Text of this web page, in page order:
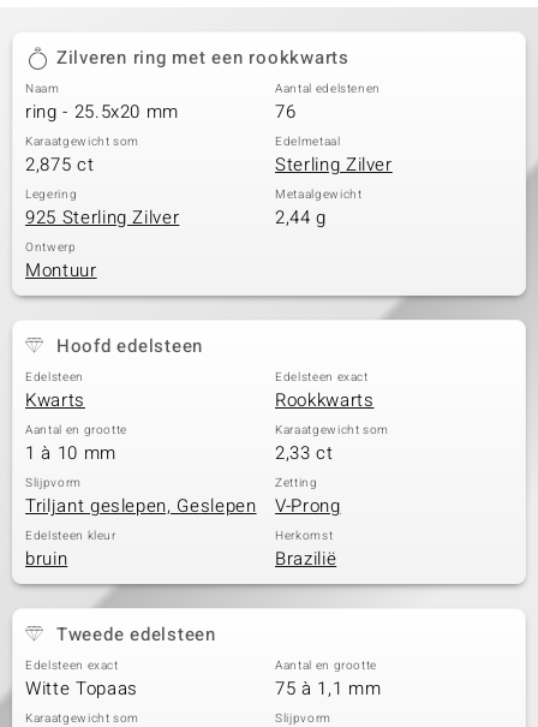
Zilveren ring met een rookkwarts
Naam
ring - 25.5x20 mm
Aantal edelstenen
76
Karaatgewicht som
2,875 ct
Edelmetaal
Sterling Zilver
Legering
925 Sterling Zilver
Metaalgewicht
2,44 g
Ontwerp
Montuur
Hoofd edelsteen
Edelsteen
Kwarts
Edelsteen exact
Rookkwarts
Aantal en grootte
1 à 10 mm
Karaatgewicht som
2,33 ct
Slijpvorm
Triljant geslepen, Geslepen
Zetting
V-Prong
Edelsteen kleur
bruin
Herkomst
Brazilië
Tweede edelsteen
Edelsteen exact
Witte Topaas
Aantal en grootte
75 à 1,1 mm
Karaatgewicht som Slijpvorm